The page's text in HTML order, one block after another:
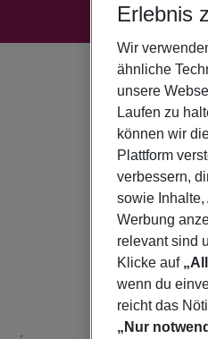
Erlebnis
Wir
ähnliche
unsere
Laufen zu
können wir
Plattform
verbessern,
sowie Inhalte,
Werbung
relevant sind
Klicke auf
wenn du
reicht das
„Nur